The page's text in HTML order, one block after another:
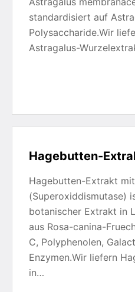
standardisiert auf
Polysaccharide.Wir
Astragalus-
Hagebutten-
Hagebutten-Extrakt
(Superoxiddismutase)
botanischer Extrakt in
aus Rosa-canina-
C, Polyphenolen,
Enzymen.Wir liefern
in…